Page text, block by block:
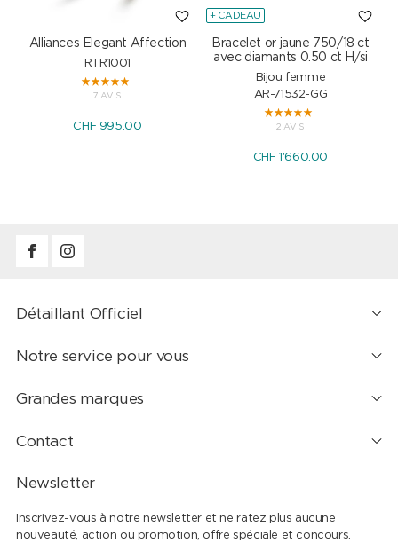
Alliances Elegant Affection
RTR1001
7 AVIS
CHF 995.00
+ CADEAU
Bracelet or jaune 750/18 ct
avec diamants 0.50 ct H/si
Bijou femme
AR-71532-GG
2 AVIS
CHF 1'660.00
Détaillant Officiel
Notre service pour vous
Grandes marques
Contact
Newsletter
Inscrivez-vous à notre newsletter et ne ratez plus aucune
nouveauté, action ou promotion, offre spéciale et concours.